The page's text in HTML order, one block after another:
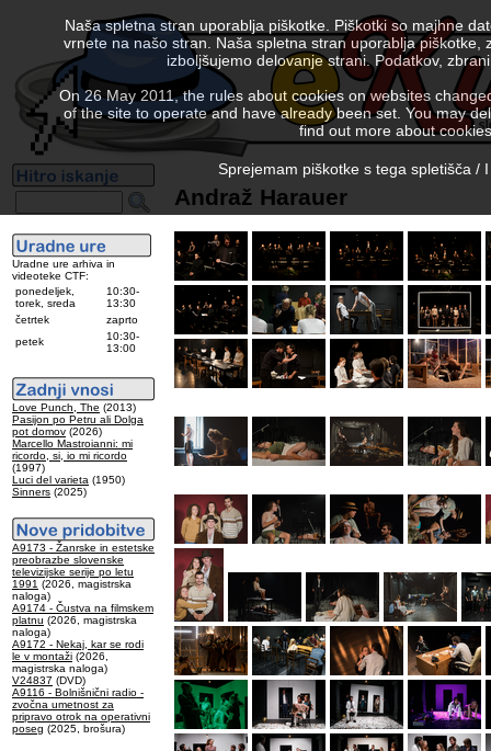
Uradne ure arhiva in
videoteke CTF:
ponedeljek,
torek, sreda
10:30-
13:30
četrtek
zaprto
petek
10:30-
13:00
Love Punch, The (2013)
Pasijon po Petru ali Dolga
pot domov (2026)
Marcello Mastroianni: mi
ricordo, si, io mi ricordo
(1997)
Luci del varieta (1950)
Sinners (2025)
A9173 - Žanrske in estetske
preobrazbe slovenske
televizijske serije po letu
1991 (2026, magistrska
naloga)
A9174 - Čustva na filmskem
platnu (2026, magistrska
naloga)
A9172 - Nekaj, kar se rodi
le v montaži (2026,
magistrska naloga)
V24837 (DVD)
A9116 - Bolnišnični radio -
zvočna umetnost za
pripravo otrok na operativni
poseg (2025, brošura)
Andraž Harauer
Naša spletna stran uporablja piškotke. Piškotki so majhne
vrnete na našo stran. Naša spletna stran uporablja
izboljšujemo delovanje strani. Podatkov,
On 26 May 2011, the rules about cookies on websites
of the site to operate and have already been set. You may
find out more about
Sprejemam piškotke s tega spletišča /